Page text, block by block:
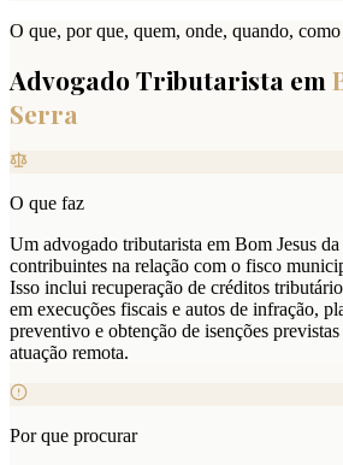
O que, por que, quem, onde, quando,
Advogado Tributarista em
Serra
O que faz
Um advogado tributarista em Bom Jesus
contribuintes na relação com o fisco
Isso inclui recuperação de créditos
em execuções fiscais e autos de infração,
preventivo e obtenção de isenções
atuação remota.
Por que procurar